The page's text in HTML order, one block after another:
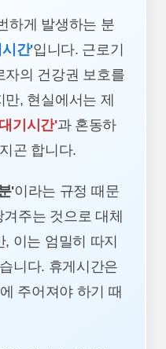
하게 발생하는 분
간'입니다. 근로기
자의 건강권 보호를
, 현실에서는 제
기시간'과 혼동하
곤 합니다.
'이라는 규정 때문
주는 것으로 대체
이는 엄밀히 따지
니다. 휴게시간은
주어져야 하기 때